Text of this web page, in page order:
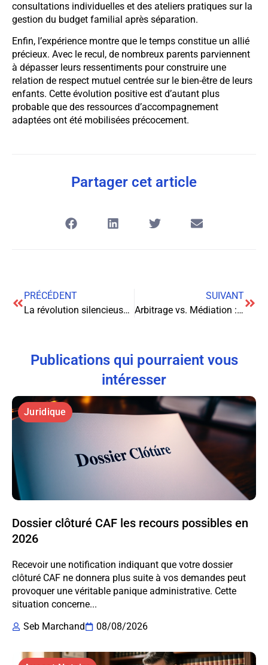
consultations individuelles et des ateliers pratiques sur la
gestion du budget familial après séparation.
Enfin, l’expérience montre que le temps constitue un allié
précieux. Avec le recul, de nombreux parents parviennent
à dépasser leurs ressentiments pour construire une
relation de respect mutuel centrée sur le bien-être de leurs
enfants. Cette évolution positive est d’autant plus
probable que des ressources d’accompagnement
adaptées ont été mobilisées précocement.
Partager cet article
PRÉCÉDENT
La révolution silencieuse de l’indivision successorale : décryptage des changements jurisprudentiels de 2025
SUIVANT
Arbitrage vs. Médiation : Analyse comparative pour un choix éclairé en résolution de conflits
Publications qui pourraient vous
intéresser
Juridique
Dossier clôturé CAF les recours possibles en
2026
Recevoir une notification indiquant que votre dossier
clôturé CAF ne donnera plus suite à vos demandes peut
provoquer une véritable panique administrative. Cette
situation concerne...
Seb Marchand
08/08/2026